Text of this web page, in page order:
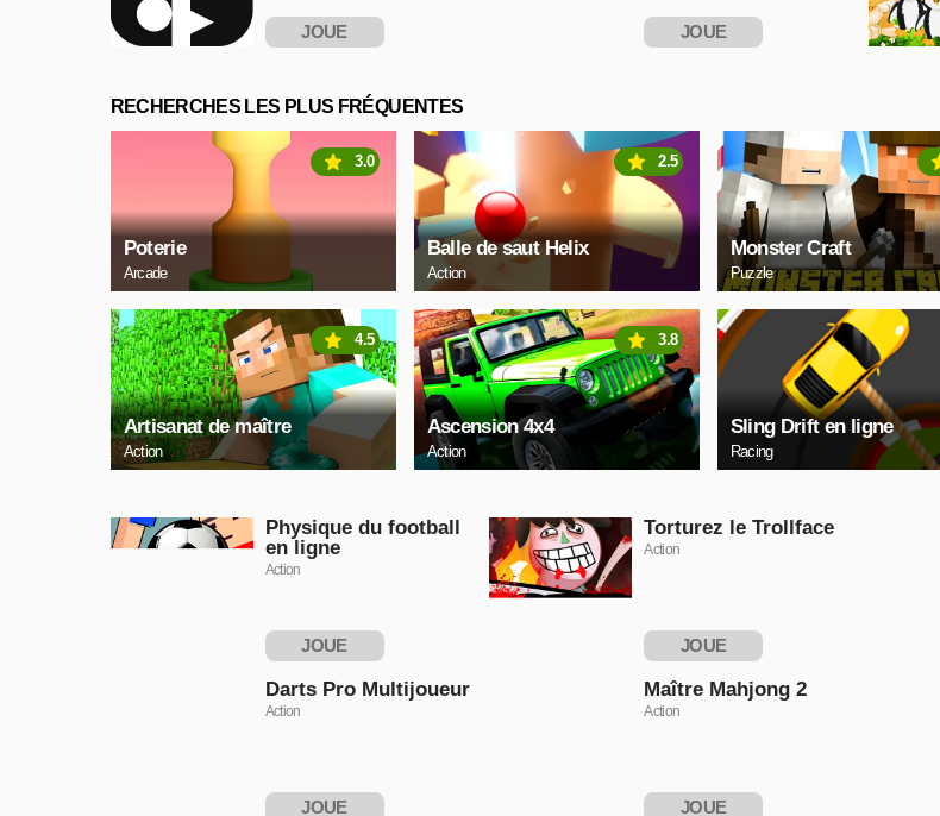
JOUE
JOUE
RECHERCHES LES PLUS FRÉQUENTES
Poterie
Arcade
3.0
Balle de saut Helix
Action
2.5
Monster Craft
Puzzle
Artisanat de maître
Action
4.5
Ascension 4x4
Action
3.8
Sling Drift en ligne
Racing
Physique du football
en ligne
Action
JOUE
Torturez le Trollface
Action
JOUE
MAINTENANT
Darts Pro Multijoueur
Action
JOUE
Maître Mahjong 2
Action
JOUE